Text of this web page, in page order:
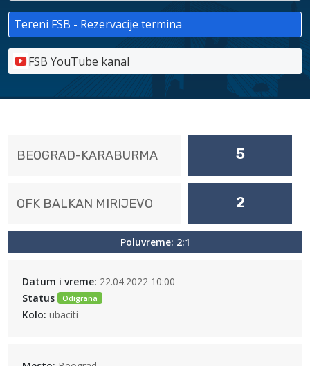
Tereni FSB - Rezervacije termina
FSB YouTube kanal
BEOGRAD-KARABURMA 5
OFK BALKAN MIRIJEVO 2
Poluvreme: 2:1
Datum i vreme: 22.04.2022 10:00
Status
Odigrana
Kolo: ubaciti